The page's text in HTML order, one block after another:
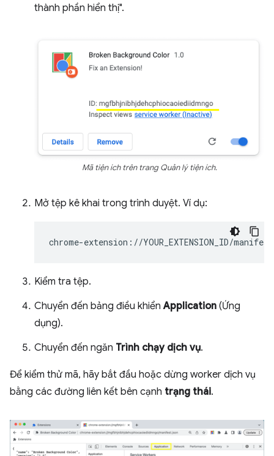
thành phần hiển thị".
Mã tiện ích trên trang Quản lý tiện ích.
Mở tệp kê khai trong trình duyệt. Ví dụ:
Kiểm tra tệp.
Chuyển đến bảng điều khiểnApplication (Ứng
dụng).
Chuyển đến ngăn Trình chạy dịch vụ.
Để kiểm thử mã, hãy bắt đầu hoặc dừng worker dịch vụ
bằng các đường liên kết bên cạnh trạng thái.